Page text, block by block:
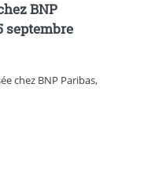
BNP
septembre
chez BNP Paribas,